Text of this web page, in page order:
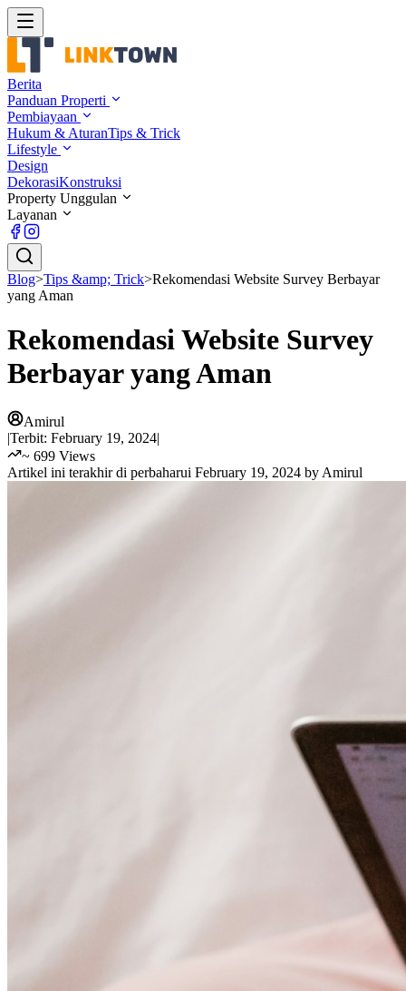
Berita
Panduan Properti
Pembiayaan
Hukum & AturanTips & Trick
Lifestyle
Design
DekorasiKonstruksi
Property Unggulan
Layanan
Blog>Tips &amp; Trick>Rekomendasi Website Survey Berbayar
yang Aman
Rekomendasi Website Survey
Berbayar yang Aman
Amirul
|Terbit: February 19, 2024|
~ 699 Views
Artikel ini terakhir di perbaharui February 19, 2024 by Amirul